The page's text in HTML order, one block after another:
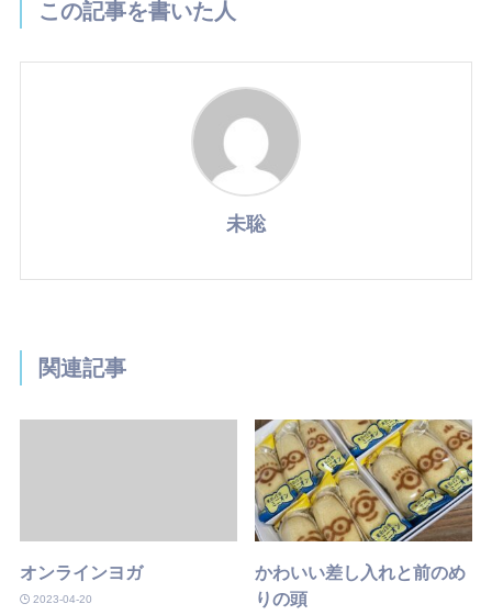
この記事を書いた人
未聡
関連記事
オンラインヨガ
2023-04-20
かわいい差し入れと前のめ
りの頭